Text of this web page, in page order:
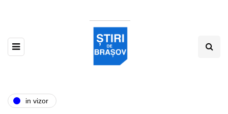
in vizor